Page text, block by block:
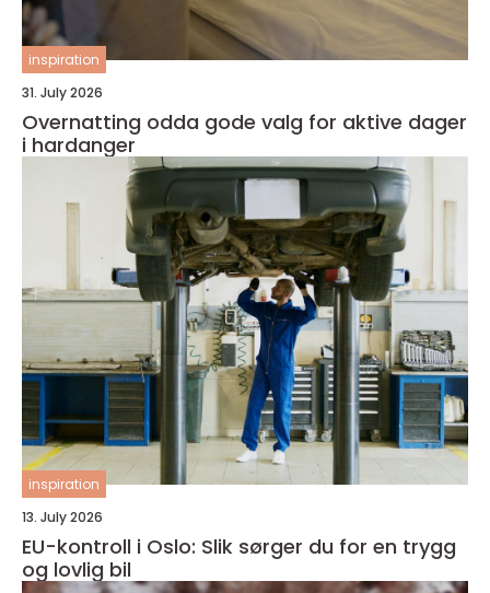
inspiration
31. July 2026
Overnatting odda gode valg for aktive dager
i hardanger
inspiration
13. July 2026
EU-kontroll i Oslo: Slik sørger du for en trygg
og lovlig bil